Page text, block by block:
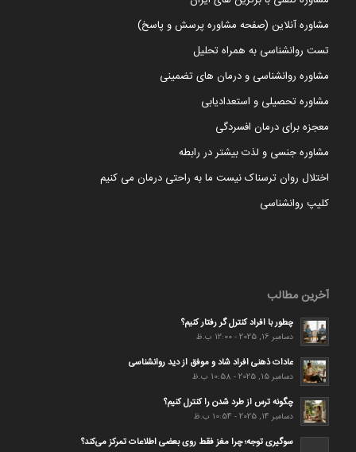
مشاوره آنلاین (صفحه مشاوره پرسش و پاسخ)
تست روانشناسی به همراه تحلیل
مشاوره روانشناسی و درمان های تضمینی
مشاوره تحصیلی و استعدادیابی
معجزه برای درمان افسردگی
مشاوره جنسی و لذت بیشتر در رابطه
اختلال روان ترسناک نیست ما به راحتی درمان می کنیم
کلیپ روانشناسی
آخرین مطالب
چطور با افراد کنترل گر رفتار کنیم؟
دسامبر 16, 2025 - 12:00 ب.ظ
عادات ذهنی افراد شاد و موفق از دید روانشناسی
دسامبر 15, 2025 - 10:58 ب.ظ
چگونه ترس از طرد شدن را کنترل کنیم؟
دسامبر 14, 2025 - 10:54 ب.ظ
سوگیری توجه؛ چرا مغز فقط روی بعضی اطلاعات تمرکز می‌کند؟